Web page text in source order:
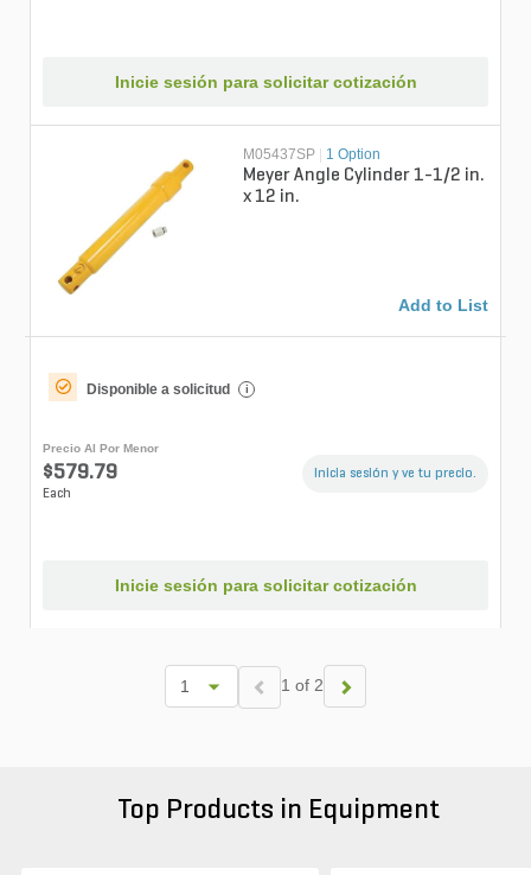
Inicie sesión para solicitar cotización
M05437SP 1 Option
Meyer Angle Cylinder 1-1/2 in.
x 12 in.
Add to List
Disponible a solicitud i
Precio Al Por Menor
$579.79
Each
Inicia sesión y ve tu precio.
Inicie sesión para solicitar cotización
1 of 2
Top Products in Equipment